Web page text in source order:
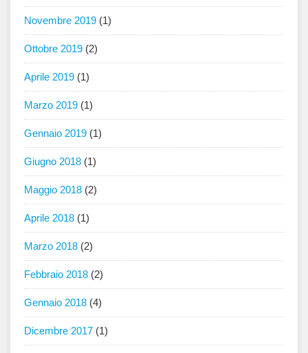
Novembre 2019 (1)
Ottobre 2019 (2)
Aprile 2019 (1)
Marzo 2019 (1)
Gennaio 2019 (1)
Giugno 2018 (1)
Maggio 2018 (2)
Aprile 2018 (1)
Marzo 2018 (2)
Febbraio 2018 (2)
Gennaio 2018 (4)
Dicembre 2017 (1)